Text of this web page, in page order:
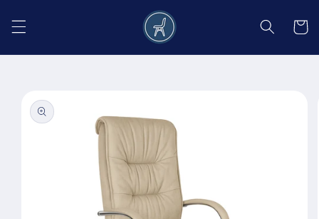
conținut
Coș
informațiile
despre
produs